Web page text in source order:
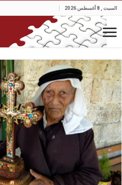
السبت , 8 أغسطس 2026